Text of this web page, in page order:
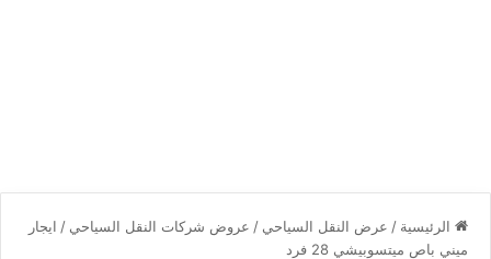
الرئيسية / عرض النقل السياحي / عروض شركات النقل السياحي / ايجار
ميني باص ميتسوبيشي 28 فرد